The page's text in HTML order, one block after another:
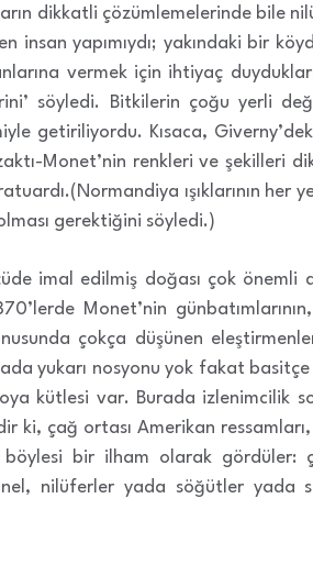
dikkatli çözümlemelerinde bile
insan yapımıydı; yakındaki bir
vermek için ihtiyaç
söyledi. Bitkilerin çoğu yerli
getiriliyordu. Kısaca,
Monet’nin renkleri ve şekilleri
ışıklarının her
gerektiğini söyledi.)
imal edilmiş doğası çok önemli
Monet’nin
çokça düşünen
yukarı nosyonu yok fakat
kütlesi var. Burada izlenimcilik
ki, çağ ortası Amerikan
bir ilham olarak gördüler:
nilüferler yada söğütler yada